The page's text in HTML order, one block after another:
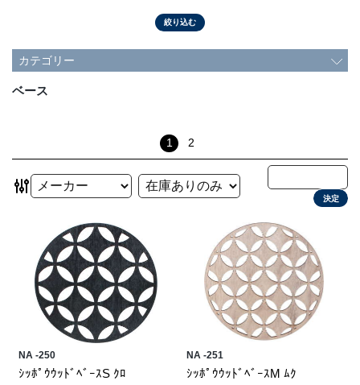
OFFICIAL SNS
絞り込む
カテゴリー
ベース
1 2
決定
NA -250
ｼｯﾎﾟｳｳｯﾄﾞﾍﾞｰｽS ｸﾛ
NA -251
ｼｯﾎﾟｳｳｯﾄﾞﾍﾞｰｽM ﾑｸ